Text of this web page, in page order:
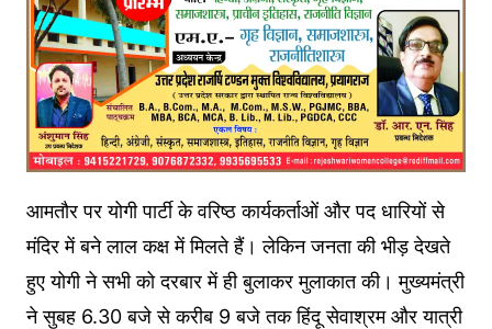
आमतौर पर योगी पार्टी के वरिष्ठ कार्यकर्ताओं और पद धारियों से
मंदिर में बने लाल कक्ष में मिलते हैं। लेकिन जनता की भीड़ देखते
हुए योगी ने सभी को दरबार में ही बुलाकर मुलाकात की। मुख्यमंत्री
ने सुबह 6.30 बजे से करीब 9 बजे तक हिंदू सेवाश्रम और यात्री